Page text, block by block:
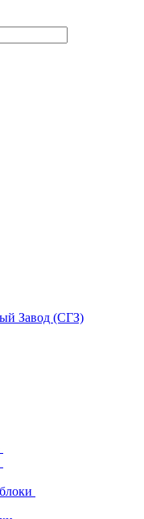
Завод (СГЗ)